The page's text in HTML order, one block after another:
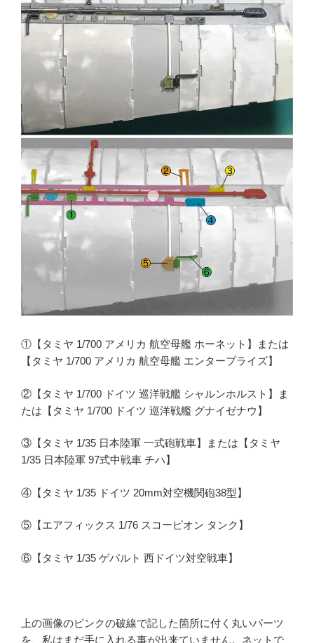
①【タミヤ 1/700 アメリカ 航空母艦 ホーネット】または
【タミヤ 1/700 アメリカ 航空母艦 エンタープライズ】
②【タミヤ 1/700 ドイツ 巡洋戦艦 シャルンホルスト】ま
たは【タミヤ 1/700 ドイツ 巡洋戦艦 グナイゼナウ】
③【タミヤ 1/35 日本陸軍 一式砲戦車】または【タミヤ
1/35 日本陸軍 97式中戦車 チハ】
④【タミヤ 1/35 ドイツ 20mm対空機関砲38型】
⑤【エアフィックス 1/76 スコーピオン タンク】
⑥【タミヤ 1/35 ゲパルト 西ドイツ対空戦車】
上の画像のピンクの破線で記した箇所に付く丸いパーツ
を、私はまだ手に入れる事が出来ていません。ネットで